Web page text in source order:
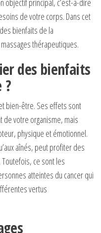
objectif principal, c’est-à-dire
de votre corps. Dans cet
bienfaits de la
thérapeutiques.
des bienfaits
?
bien-être. Ses effets sont
votre organisme, mais
physique et émotionnel.
aînés, peut profiter des
ce sont les
atteintes du cancer qui
vertus